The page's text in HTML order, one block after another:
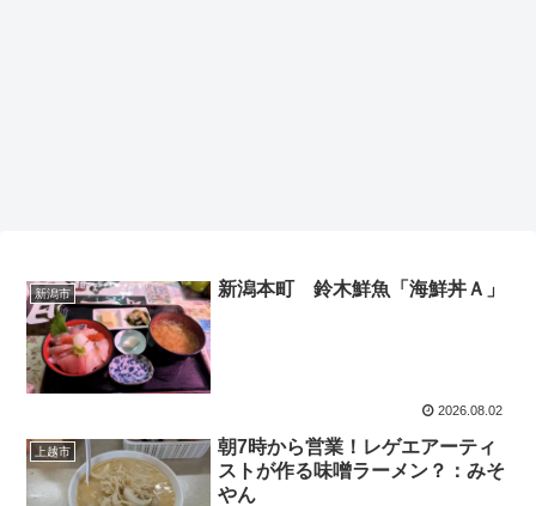
新潟市 新潟本町 鈴木鮮魚「海鮮丼Ａ」
2026.08.02
上越市
朝7時から営業！レゲエアーティ
ストが作る味噌ラーメン？：みそ
やん